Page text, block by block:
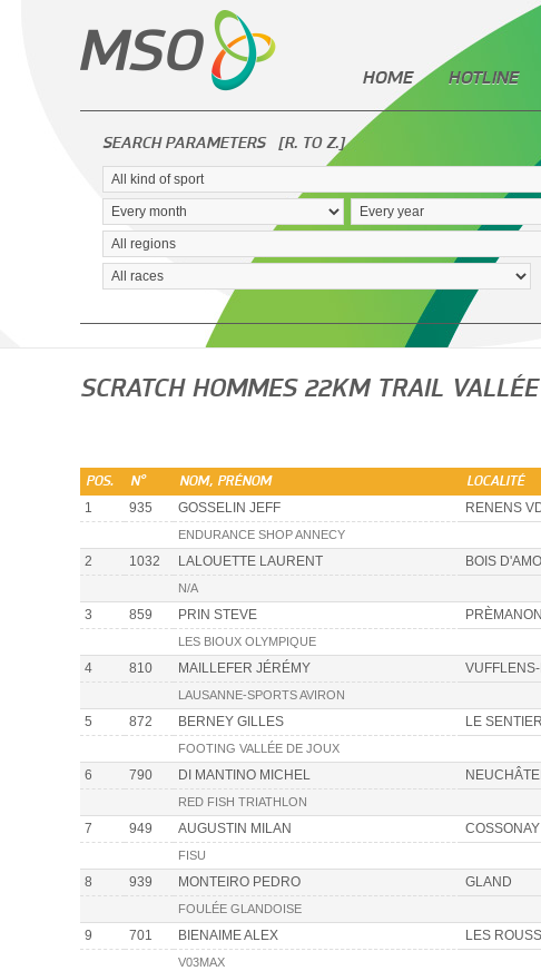
HOME HOTLINE
SEARCH PARAMETERS [R. TO Z.]
SCRATCH HOMMES 22KM TRAIL
POS. N° NOM, PRÉNOM LOCALITÉ
1 935 GOSSELIN JEFF RENENS
ENDURANCE SHOP ANNECY
2 1032 LALOUETTE LAURENT BOIS
N/A
3 859 PRIN STEVE PRÈMANON
LES BIOUX OLYMPIQUE
4 810 MAILLEFER JÉRÉMY
LAUSANNE-SPORTS AVIRON
5 872 BERNEY GILLES LE SENTIER
FOOTING VALLÉE DE JOUX
6 790 DI MANTINO MICHEL
RED FISH TRIATHLON
7 949 AUGUSTIN MILAN COSSONAY
FISU
8 939 MONTEIRO PEDRO GLAND
FOULÉE GLANDOISE
9 701 BIENAIME ALEX LES
V03MAX